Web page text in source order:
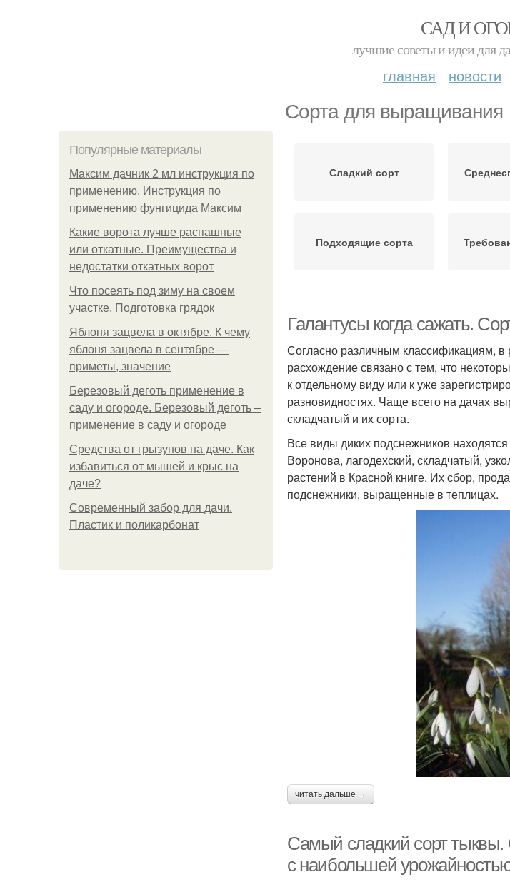
САД И
лучшие советы и идеи для
главная новости
Сорта для выращивания
Популярные материалы
Максим дачник 2 мл инструкция по
применению. Инструкция по
применению фунгицида Максим
Какие ворота лучше распашные
или откатные. Преимущества и
недостатки откатных ворот
Что посеять под зиму на своем
участке. Подготовка грядок
Яблоня зацвела в октябре. К чему
яблоня зацвела в сентябре —
приметы, значение
Березовый деготь применение в
саду и огороде. Березовый деготь –
применение в саду и огороде
Средства от грызунов на даче. Как
избавиться от мышей и крыс на
даче?
Современный забор для дачи.
Пластик и поликарбонат
Сладкий сорт
Подходящие сорта
Галантусы когда сажать.
Согласно различным классификациям, в
расхождение связано с тем, что
к отдельному виду или к уже
разновидностях. Чаще всего на дачах
складчатый и их сорта.
Все виды диких подснежников
Воронова, лагодехский, складчатый,
растений в Красной книге. Их сбор,
подснежники, выращенные в теплицах.
читать дальше →
Самый сладкий сорт тыквы.
с наибольшей